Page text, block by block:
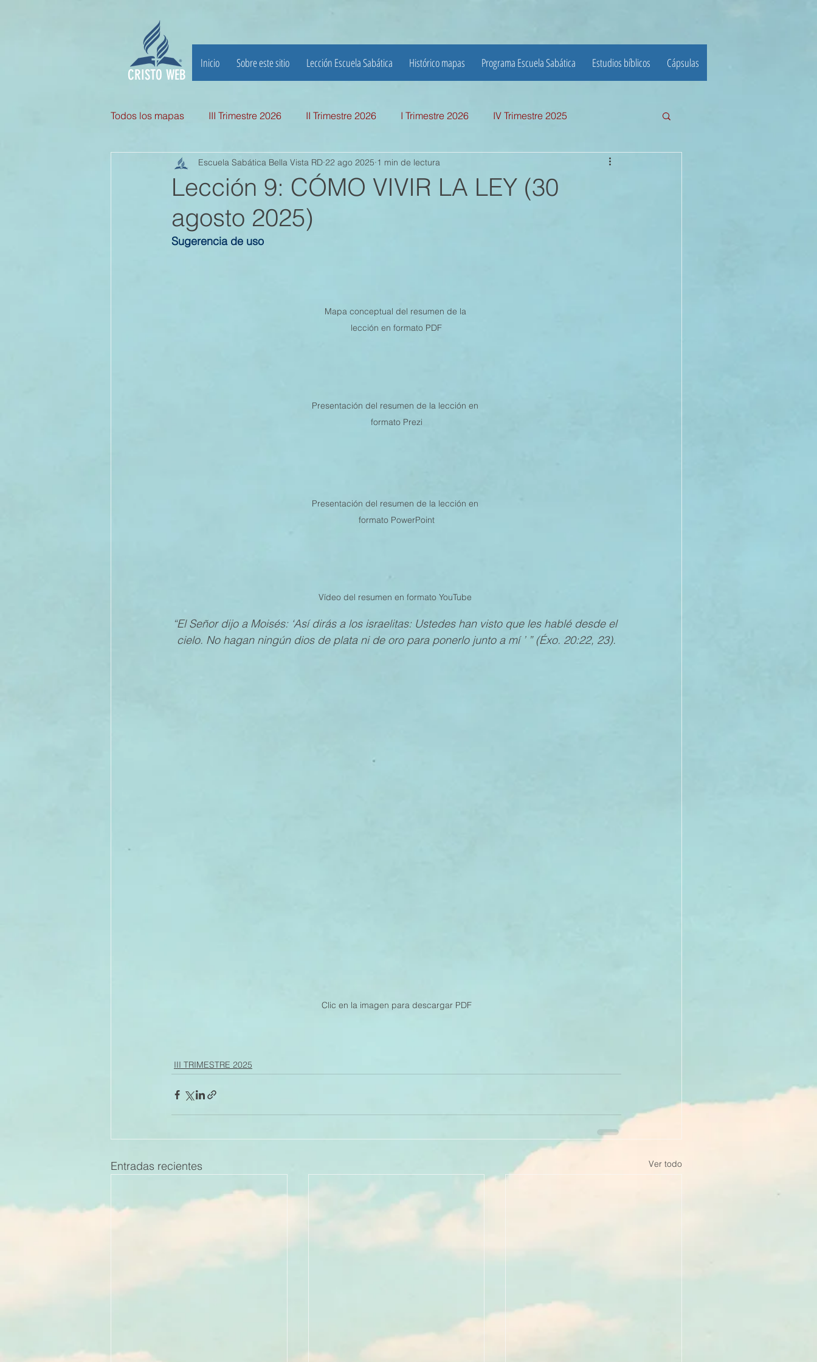
CRISTO WEB
Inicio Sobre este sitio Lección Escuela Sabática Histórico mapas Programa Escuela Sabática Estudios bíblicos Cápsulas
Todos los mapas III Trimestre 2026 II Trimestre 2026 I Trimestre 2026 IV Trimestre 2025
III TRIMESTRE 2025 II Trimestre 2025 I TRIMESTRE 2025 III TRIMESTRE 2024
II TRIMESTRE 2024 I TRIMESTRE 2024
I TRIMESTRE 2022 IV TRIMESTRE 2021 III TRIMESTRE 2021
I TRIMESTRE 2020 IV TRIMESTRE 2019 III TRIMESTRE 2019
Lección 9: CÓMO VIVIR LA LEY (30
agosto 2025)
Escuela Sabática Bella Vista RD 22 ago 2025 1 min de lectura
Sugerencia de uso
Mapa conceptual del resumen de la
lección en formato PDF
Presentación del resumen de la lección en
formato Prezi
Presentación del resumen de la lección en
formato PowerPoint
Vídeo del resumen en formato YouTube
“El Señor dijo a Moisés: ‘Así dirás a los israelitas: Ustedes han visto que les hablé desde el
cielo. No hagan ningún dios de plata ni de oro para ponerlo junto a mí ’ ” (Éxo. 20:22, 23).
Clic en la imagen para descargar PDF
III TRIMESTRE 2025
Entradas recientes Ver todo